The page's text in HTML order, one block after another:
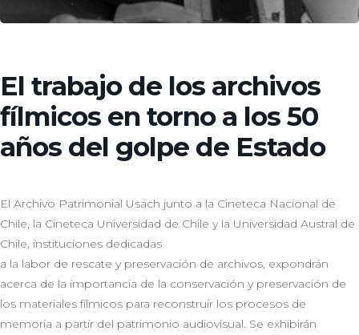
El trabajo de los archivos
fílmicos en torno a los 50
años del golpe de Estado
El Archivo Patrimonial Usach junto a la Cineteca Nacional de
Chile, la Cineteca Universidad de Chile y la Universidad Austral de
Chile, instituciones dedicadas
a la labor de rescate y preservación de archivos, expondrán
acerca de la importancia de la conservación y preservación de
los materiales fílmicos para reconstruir los procesos de
memoria a partir del patrimonio audiovisual. Se exhibirán